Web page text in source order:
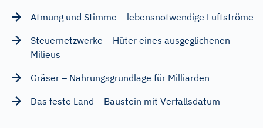
Atmung und Stimme – lebensnotwendige Luftströme
Steuernetzwerke – Hüter eines ausgeglichenen
Milieus
Gräser – Nahrungsgrundlage für Milliarden
Das feste Land – Baustein mit Verfallsdatum